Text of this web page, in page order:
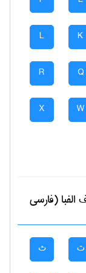
K
L
Q
R
W
X
(فارسی
ت ث